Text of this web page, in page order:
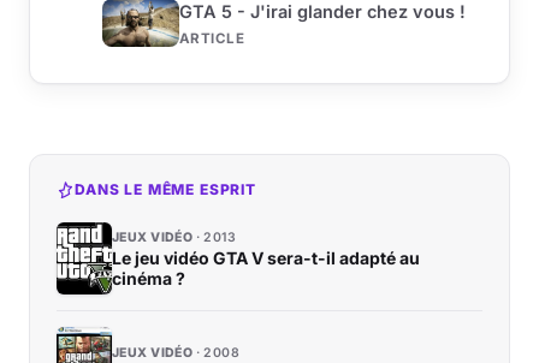
GTA 5 - J'irai glander chez vous !
ARTICLE
DANS LE MÊME ESPRIT
JEUX VIDÉO 2013
Le jeu vidéo GTA V sera-t-il adapté au
cinéma ?
JEUX VIDÉO 2008